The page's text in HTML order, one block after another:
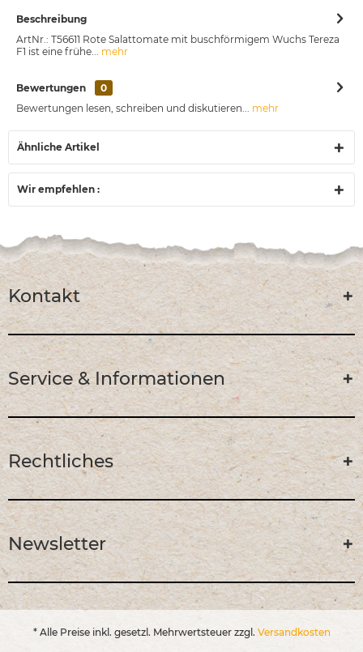
Beschreibung
ArtNr.: T56611 Rote Salattomate mit buschförmigem Wuchs Tereza
F1 ist eine frühe...
mehr
Bewertungen
0
Bewertungen lesen, schreiben und diskutieren...
mehr
Ähnliche Artikel
Wir empfehlen :
Kontakt
Service & Informationen
Rechtliches
Newsletter
* Alle Preise inkl. gesetzl. Mehrwertsteuer zzgl. Versandkosten